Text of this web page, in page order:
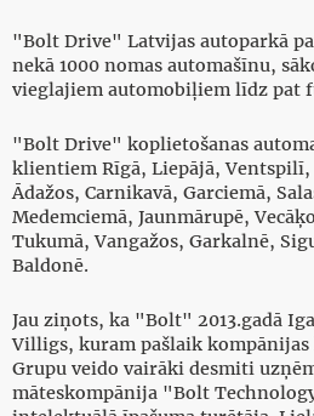
"Bolt Drive" Latvijas autoparkā
nekā 1000 nomas automašīnu,
vieglajiem automobiļiem līdz pat
"Bolt Drive" koplietošanas
klientiem Rīgā, Liepājā, Ventspilī,
Ādažos, Carnikavā, Garciemā,
Medemciemā, Jaunmārupē,
Tukumā, Vangažos, Garkalnē,
Baldonē.
Jau ziņots, ka "Bolt" 2013.gadā
Villigs, kuram pašlaik kompānijas
Grupu veido vairāki desmiti
māteskompānija "Bolt